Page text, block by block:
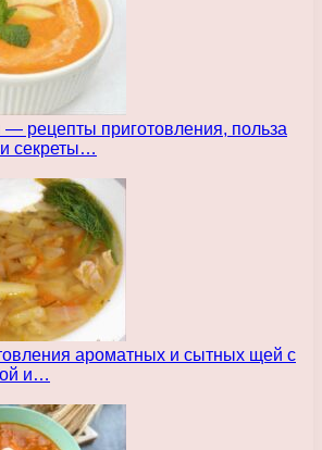
рецепты приготовления, польза
секреты…
ароматных и сытных щей с
и…